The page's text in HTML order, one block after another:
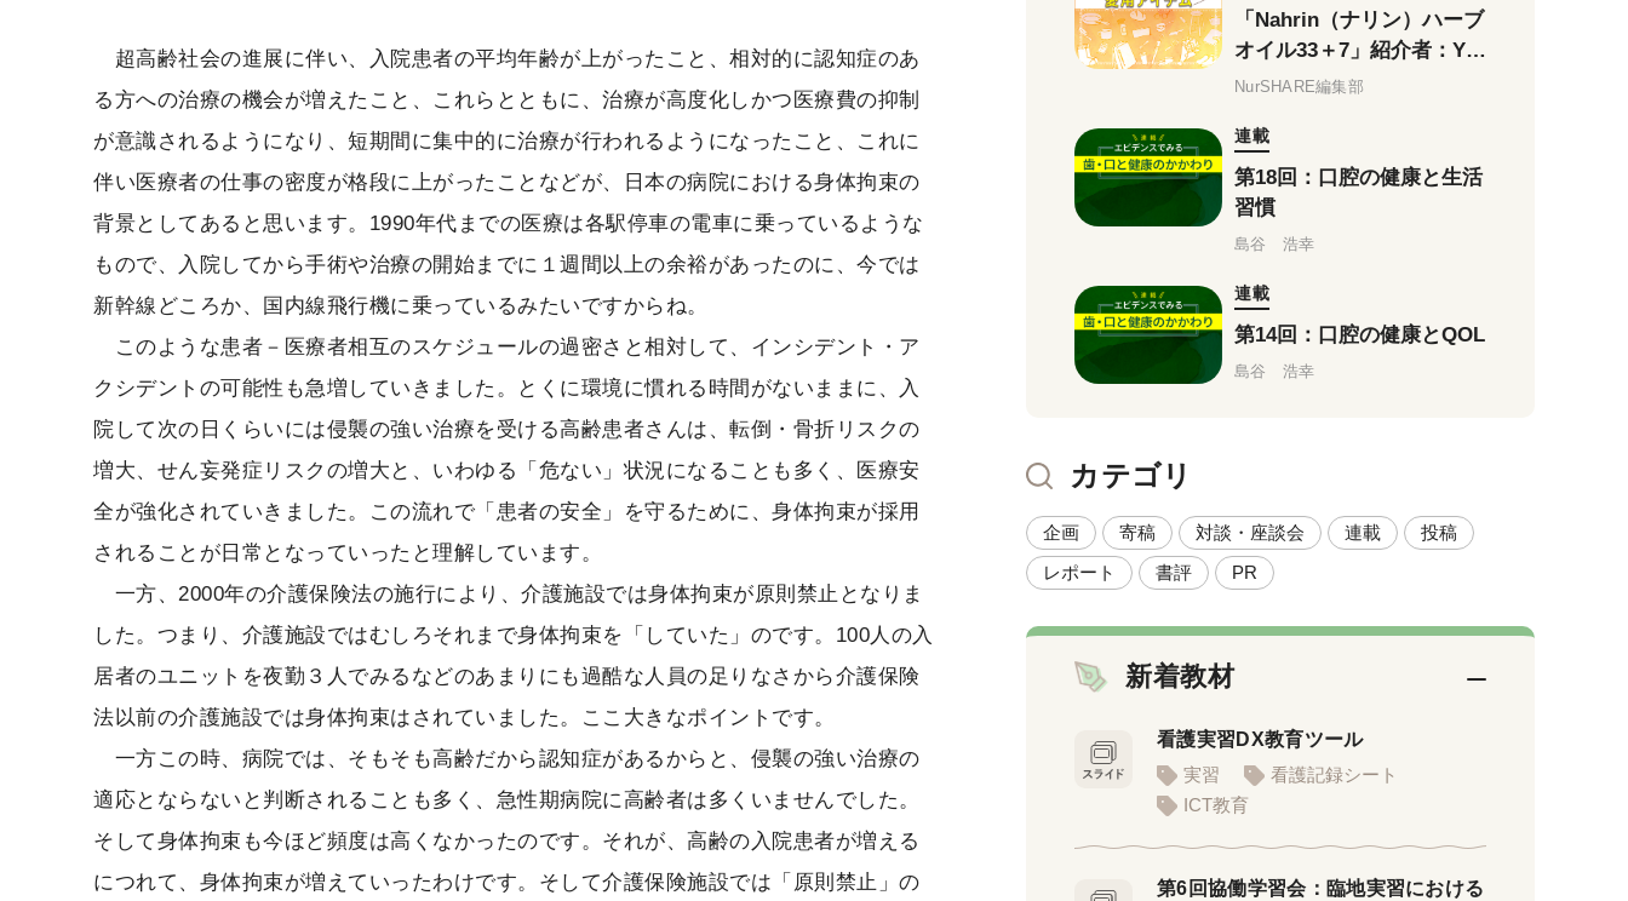
超高齢社会の進展に伴い、入院患者の平均年齢が上がったこと、相対的に認知症のあ
る方への治療の機会が増えたこと、これらとともに、治療が高度化しかつ医療費の抑制
が意識されるようになり、短期間に集中的に治療が行われるようになったこと、これに
伴い医療者の仕事の密度が格段に上がったことなどが、日本の病院における身体拘束の
背景としてあると思います。1990年代までの医療は各駅停車の電車に乗っているような
もので、入院してから手術や治療の開始までに１週間以上の余裕があったのに、今では
新幹線どころか、国内線飛行機に乗っているみたいですからね。
このような患者－医療者相互のスケジュールの過密さと相対して、インシデント・ア
クシデントの可能性も急増していきました。とくに環境に慣れる時間がないままに、入
院して次の日くらいには侵襲の強い治療を受ける高齢患者さんは、転倒・骨折リスクの
増大、せん妄発症リスクの増大と、いわゆる「危ない」状況になることも多く、医療安
全が強化されていきました。この流れで「患者の安全」を守るために、身体拘束が採用
されることが日常となっていったと理解しています。
一方、2000年の介護保険法の施行により、介護施設では身体拘束が原則禁止となりま
した。つまり、介護施設ではむしろそれまで身体拘束を「していた」のです。100人の入
居者のユニットを夜勤３人でみるなどのあまりにも過酷な人員の足りなさから介護保険
法以前の介護施設では身体拘束はされていました。ここ大きなポイントです。
一方この時、病院では、そもそも高齢だから認知症があるからと、侵襲の強い治療の
適応とならないと判断されることも多く、急性期病院に高齢者は多くいませんでした。
そして身体拘束も今ほど頻度は高くなかったのです。それが、高齢の入院患者が増える
につれて、身体拘束が増えていったわけです。そして介護保険施設では「原則禁止」の
「Nahrin（ナリン）ハーブ
オイル33＋7」紹介者：Yu
ki先生
NurSHARE編集部
連載
第18回：口腔の健康と生活
習慣
島谷 浩幸
連載
第14回：口腔の健康とQOL
島谷 浩幸
カテゴリ
企画 寄稿 対談・座談会 連載
投稿
レポート
書評 PR
新着教材
看護実習DX教育ツール
実習
看護記録シート
ICT教育
第6回協働学習会：臨地実習における